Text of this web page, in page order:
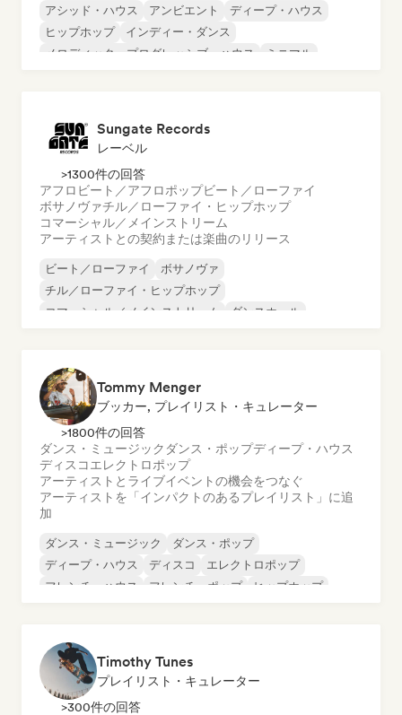
アシッド・ハウス アンビエント
ディープ・ハウス
ヒップホップ
インディー・ダンス
メロディック・プログレッシブ・ハウス
ミニマル
Sungate Records
レーベル
>1300件の回答
アフロビート／アフロポップビート／ローファイ
ボサノヴァチル／ローファイ・ヒップホップ
コマーシャル／メインストリーム
アーティストとの契約または楽曲のリリース
ビート／ローファイ
ボサノヴァ
チル／ローファイ・ヒップホップ
コマーシャル／メインストリーム
ダンスホール
Tommy Menger
ブッカー, プレイリスト・キュレーター
>1800件の回答
ダンス・ミュージック ダンス・ポップディープ・ハウス
ディスコエレクトロポップ
アーティストとライブイベントの機会をつなぐ
アーティストを「インパクトのあるプレイリスト」に追
加
ダンス・ミュージック
ダンス・ポップ
ディープ・ハウス
ディスコ
エレクトロポップ
フレンチ・ハウス
フレンチ・ポップ ヒップホップ
Timothy Tunes
プレイリスト・キュレーター
>300件の回答